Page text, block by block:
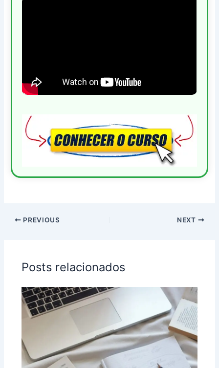
PREVIOUS NEXT
Posts relacionados